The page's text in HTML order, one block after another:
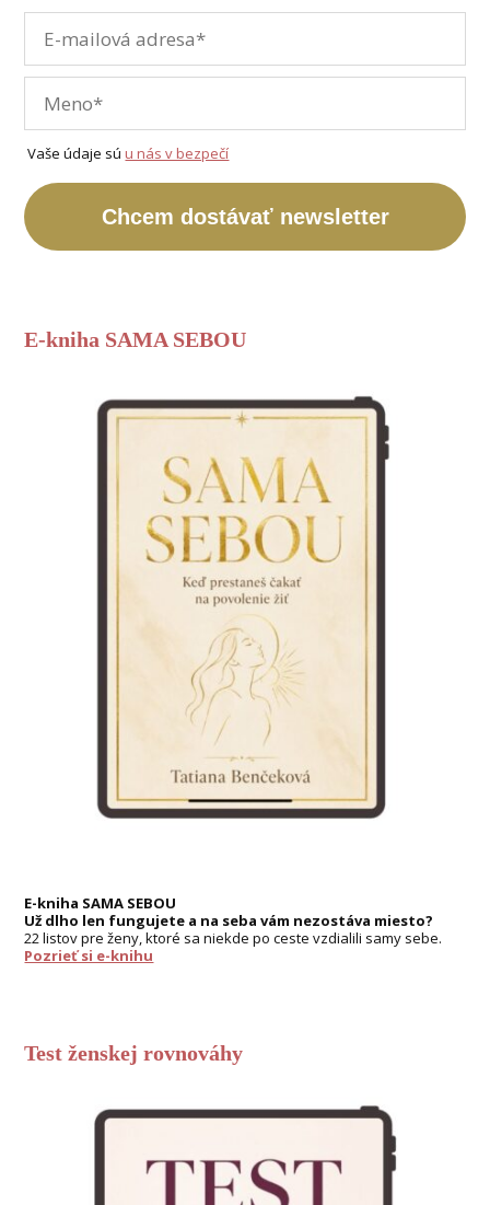
Vaše údaje súu nás v bezpečí
Chcem dostávať newsletter
E-kniha SAMA SEBOU
E-kniha SAMA SEBOU
Už dlho len fungujete a na seba vám nezostáva miesto?
22 listov pre ženy, ktoré sa niekde po ceste vzdialili samy sebe.
Pozrieť si e-knihu
Test ženskej rovnováhy